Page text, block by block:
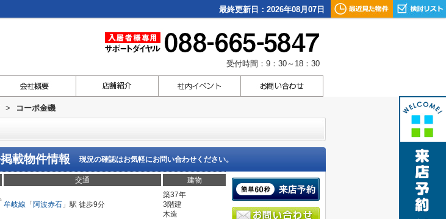
最終更新日：2026年08月07日
受付時間：9：30～18：30
> コーポ金磯
載物件情報 現況の確認はお気軽にお問い合わせください。
交通 建物
牟岐線 「 阿波赤石 」駅 徒歩9分
築37年
3階建
木造